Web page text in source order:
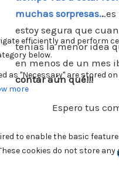
muchas sorpresas...es
estoy segura que
tenías la menor idea
en menos de un mes
contar aún qué!!!
Espero tus